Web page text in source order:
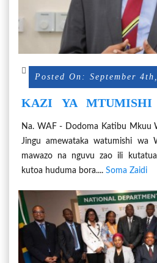
Posted On: September
KAZI YA
JINGU
Na. WAF - Dodoma Katibu Mkuu
Jingu amewataka watumishi wa
mawazo na nguvu zao ili
kutoa huduma bora.... Soma Zaidi